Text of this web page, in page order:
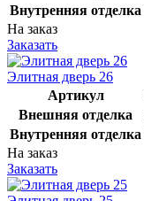
Внутренняя отделка
На заказ
Заказать
Элитная дверь 26
Артикул
Внешняя отделка
Внутренняя отделка
На заказ
Заказать